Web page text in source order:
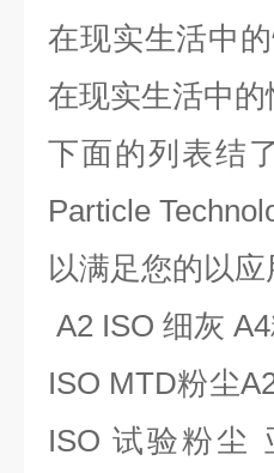
在现实生活中
在现实生活中
下面的列表结
Particle
以满足您的以
A2 ISO 细灰
ISO MTD粉尘
ISO 试验粉尘